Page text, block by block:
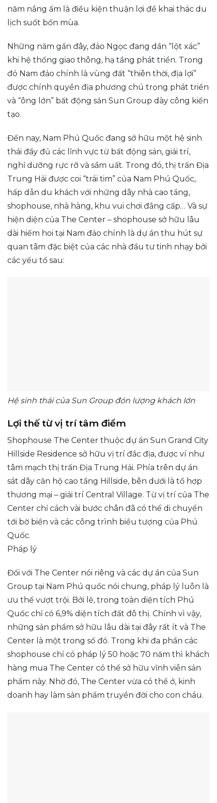
năm nắng ấm là điều kiện thuận lợi để khai thác du
lịch suốt bốn mùa.
Những năm gần đây, đảo Ngọc đang dần “lột xác”
khi hệ thống giao thông, hạ tầng phát triển. Trong
đó Nam đảo chính là vùng đất “thiên thời, địa lợi”
được chính quyền địa phương chú trọng phát triển
và “ông lớn” bất động sản Sun Group dày công kiến
tạo.
Đến nay, Nam Phú Quốc đang sở hữu một hệ sinh
thái đầy đủ các lĩnh vực từ bất động sản, giải trí,
nghỉ dưỡng rực rỡ và sầm uất. Trong đó, thị trấn Địa
Trung Hải được coi “trái tim” của Nam Phú Quốc,
hấp dẫn du khách với những dãy nhà cao tầng,
shophouse, nhà hàng, khu vui chơi đẳng cấp… Và sự
hiện diện của The Center – shophouse sở hữu lâu
dài hiếm hoi tại Nam đảo chính là dự án thu hút sự
quan tâm đặc biệt của các nhà đầu tư tinh nhạy bởi
các yếu tố sau:
Hệ sinh thái của Sun Group đón lượng khách lớn​
Lợi thế từ vị trí tâm điểm
Shophouse The Center thuộc dự án Sun Grand City
Hillside Residence sở hữu vị trí đắc địa, được ví như
tâm mạch thị trấn Địa Trung Hải. Phía trên dự án
sát dãy căn hộ cao tầng Hillside, bên dưới là tổ hợp
thương mại – giải trí Central Village. Từ vị trí của The
Center chỉ cách vài bước chân đã có thể di chuyển
tới bờ biển và các công trình biểu tượng của Phú
Quốc.
Pháp lý
Đối với The Center nói riêng và các dự án của Sun
Group tại Nam Phú quốc nói chung, pháp lý luôn là
ưu thế vượt trội. Bởi lẽ, trong toàn diện tích Phú
Quốc chỉ có 6,9% diện tích đất đô thị. Chính vì vậy,
những sản phẩm sở hữu lâu dài tại đây rất ít và The
Center là một trong số đó. Trong khi đa phần các
shophouse chỉ có pháp lý 50 hoặc 70 năm thì khách
hàng mua The Center có thể sở hữu vĩnh viễn sản
phẩm này. Nhờ đó, The Center vừa có thể ở, kinh
doanh hay làm sản phẩm truyền đời cho con cháu.